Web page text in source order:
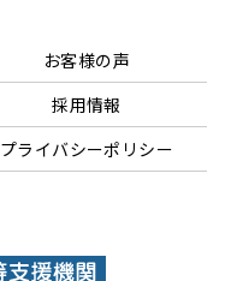
お客様の声
採用情報
プライバシーポリシー